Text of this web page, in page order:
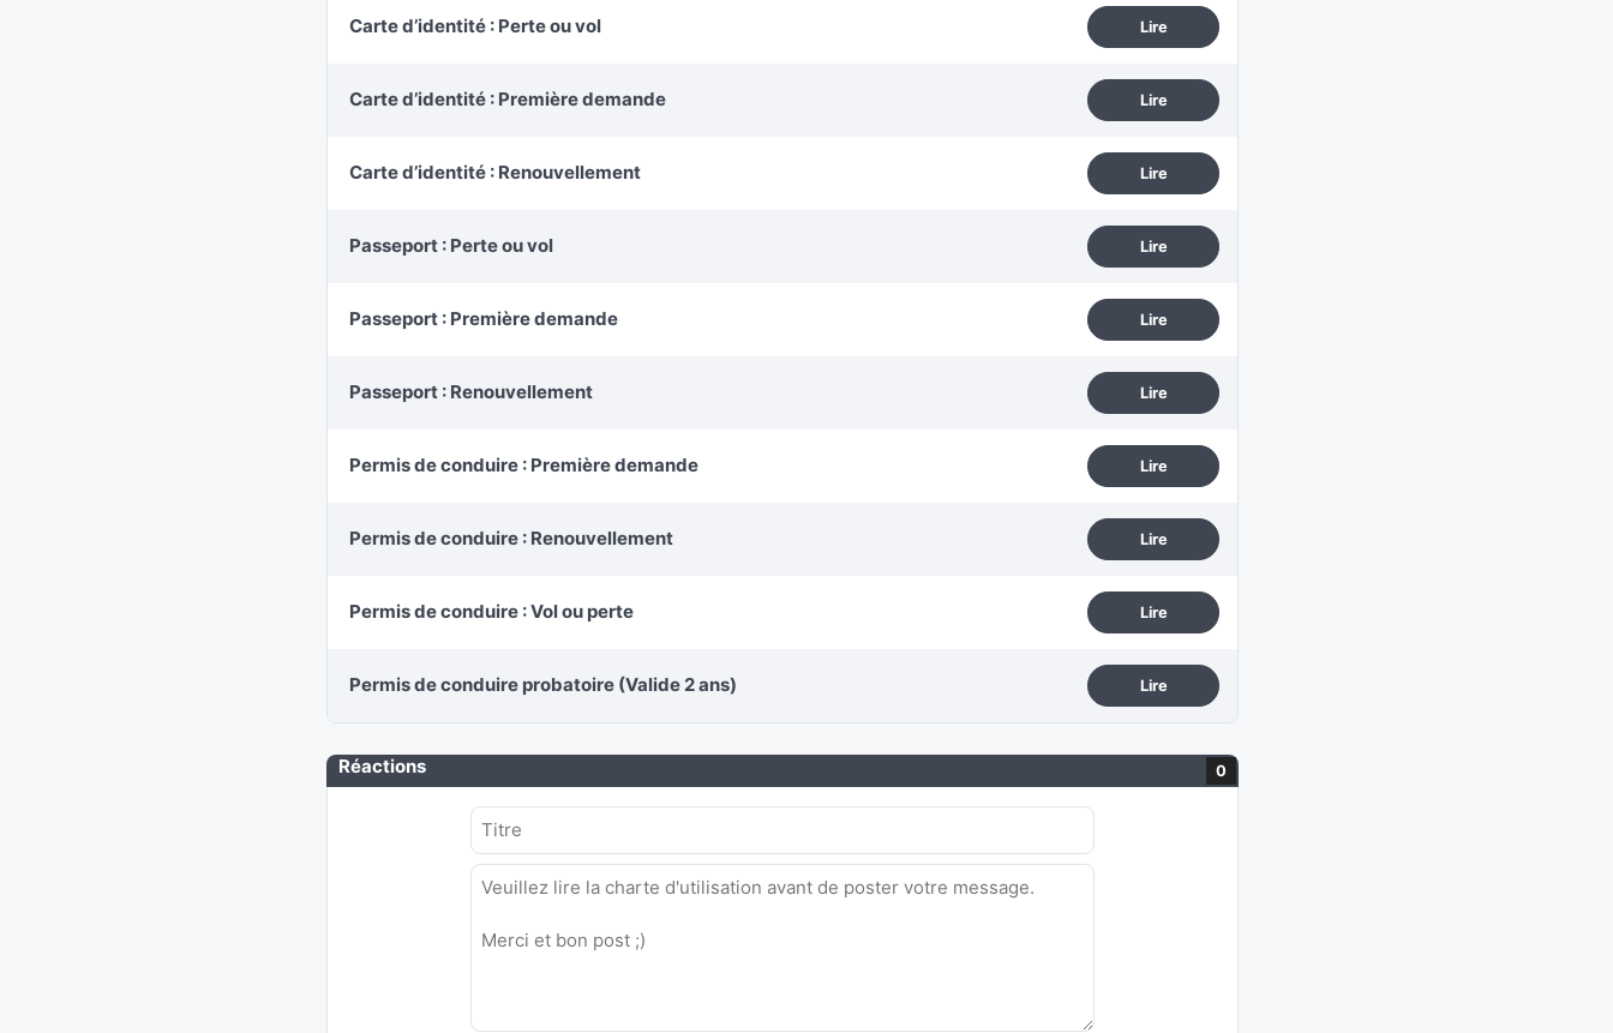
Carte d’identité : Perte ou vol Lire
Carte d’identité : Première demande Lire
Carte d’identité : Renouvellement Lire
Passeport : Perte ou vol Lire
Passeport : Première demande Lire
Passeport : Renouvellement Lire
Permis de conduire : Première demande Lire
Permis de conduire : Renouvellement Lire
Permis de conduire : Vol ou perte Lire
Permis de conduire probatoire (Valide 2 ans) Lire
Réactions 0